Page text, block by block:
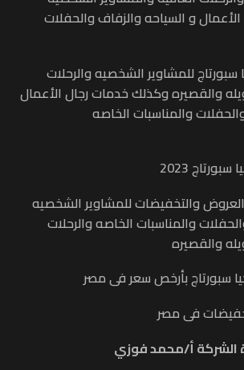
و السياحه والزفاف والحفلات
سبورتاج للمشاوير الشخصيه والرحلات
والقصيره وكذلك خدمات رجال الأعمال
والمناسبات الخاصه
2023
والتخفيضات للمشاوير الشخصيه
والمناسبات الخاصه والرحلات
والقصيره
سبورتاج بأرخص سعر فى مصر
فى مصر
الشركة أ/محمد فوزي